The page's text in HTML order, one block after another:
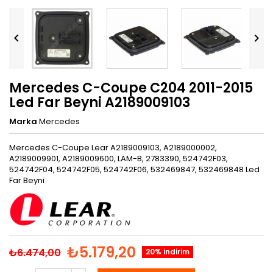
 
Mercedes C-Coupe C204 2011-2015
Led Far Beyni A2189009103
Marka Mercedes
Mercedes C-Coupe Lear A2189009103, A2189000002,
A2189009901, A2189009600, LAM-B, 2783390, 524742F03,
524742F04, 524742F05, 524742F06, 532469847, 532469848 Led
Far Beyni
₺6.474,00 ₺5.179,20 20% indirim